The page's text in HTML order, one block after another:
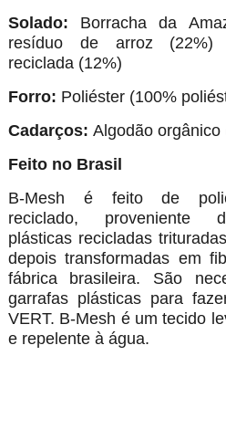
Solado: Borracha da
resíduo de arroz (22%)
reciclada (12%)
Forro: Poliéster (100%
Cadarços: Algodão orgânico
Feito no Brasil
B-Mesh é feito de
reciclado, proveniente
plásticas recicladas
depois transformadas em
fábrica brasileira. São
garrafas plásticas para
VERT. B-Mesh é um tecido
e repelente à água.